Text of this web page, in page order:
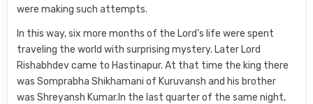
were making such attempts.
In this way, six more months of the Lord’s life were spent
traveling the world with surprising mystery. Later Lord
Rishabhdev came to Hastinapur. At that time the king there
was Somprabha Shikhamani of Kuruvansh and his brother
was Shreyansh Kumar.In the last quarter of the same night,